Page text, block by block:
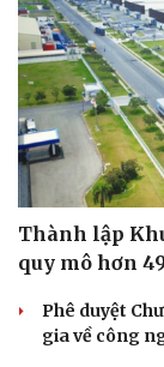
Thành lập
quy mô hơn
Phê duyệt
gia về công